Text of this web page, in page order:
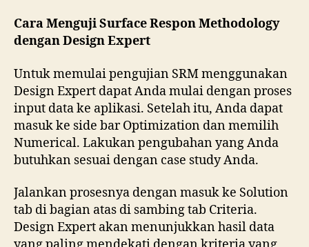
Cara Menguji Surface Respon Methodology
dengan Design Expert
Untuk memulai pengujian SRM menggunakan
Design Expert dapat Anda mulai dengan proses
input data ke aplikasi. Setelah itu, Anda dapat
masuk ke side bar Optimization dan memilih
Numerical. Lakukan pengubahan yang Anda
butuhkan sesuai dengan case study Anda.
Jalankan prosesnya dengan masuk ke Solution
tab di bagian atas di sambing tab Criteria.
Design Expert akan menunjukkan hasil data